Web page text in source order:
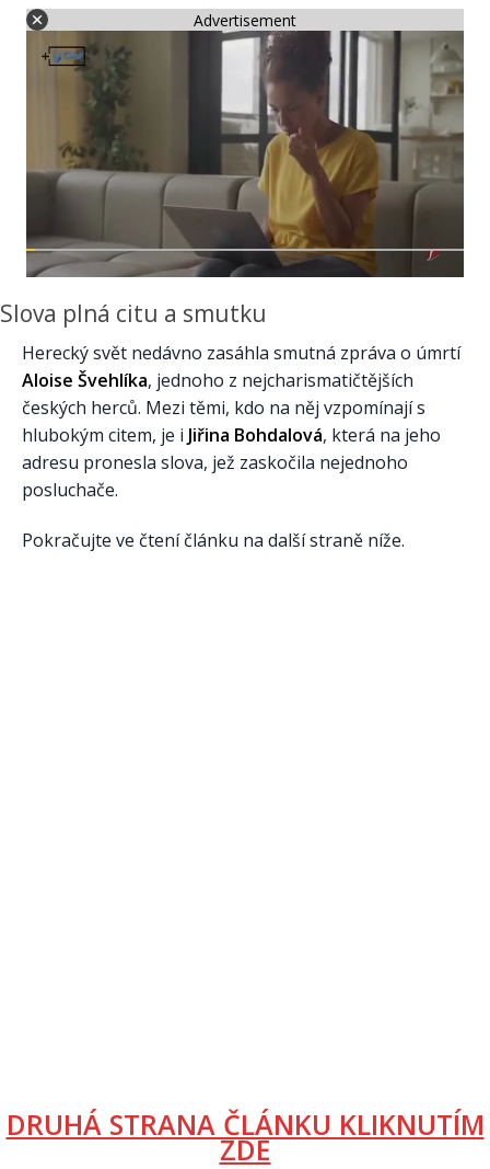
Advertisement
Slova plná citu a smutku
Herecký svět nedávno zasáhla smutná zpráva o úmrtí
Aloise Švehlíka, jednoho z nejcharismatičtějších
českých herců. Mezi těmi, kdo na něj vzpomínají s
hlubokým citem, je i Jiřina Bohdalová, která na jeho
adresu pronesla slova, jež zaskočila nejednoho
posluchače.
Pokračujte ve čtení článku na další straně níže.
DRUHÁ STRANA ČLÁNKU KLIKNUTÍM
ZDE